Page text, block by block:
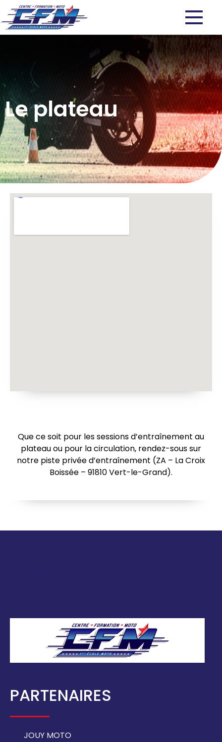
Le plateau
Que ce soit pour les sessions d’entraînement au
plateau ou pour la circulation, rendez-sous sur
notre piste privée d’entraînement (ZA – La Croix
Boissée – 91810 Vert-le-Grand).
PARTENAIRES
JOUY MOTO